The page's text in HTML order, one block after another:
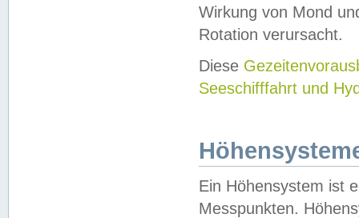
Wirkung von Mond
Rotation verursacht.
Diese
Seeschifffahrt und
Ein Höhensystem ist
Messpunkten.